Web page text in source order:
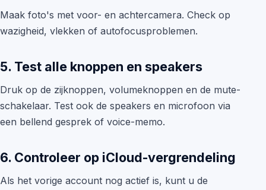
Maak foto's met voor- en achtercamera. Check op
wazigheid, vlekken of autofocusproblemen.
5. Test alle knoppen en speakers
Druk op de zijknoppen, volumeknoppen en de mute-
schakelaar. Test ook de speakers en microfoon via
een bellend gesprek of voice-memo.
6. Controleer op iCloud-vergrendeling
Als het vorige account nog actief is, kunt u de